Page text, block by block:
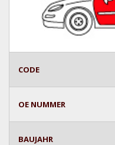
CODE
OE NUMMER
BAUJAHR